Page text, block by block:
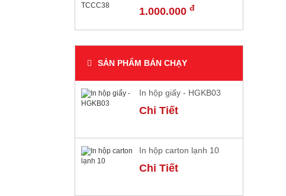
1.000.000 đ
SẢN PHẨM BÁN CHẠY
In hộp giấy - HGKB03
Chi Tiết
In hộp carton lạnh 10
Chi Tiết